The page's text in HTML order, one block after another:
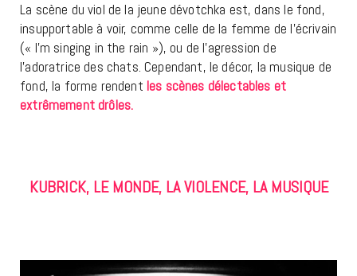
La scène du viol de la jeune dévotchka est, dans le fond,
insupportable à voir, comme celle de la femme de l’écrivain
(« I’m singing in the rain »), ou de l’agression de
l’adoratrice des chats. Cependant, le décor, la musique de
fond, la forme rendent les scènes délectables et
extrêmement drôles.
KUBRICK, LE MONDE, LA VIOLENCE, LA MUSIQUE